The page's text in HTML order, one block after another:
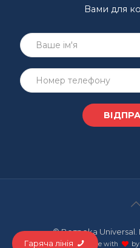
Вами для
© Bezpeka Universal.
made with by
Гаряча лінія